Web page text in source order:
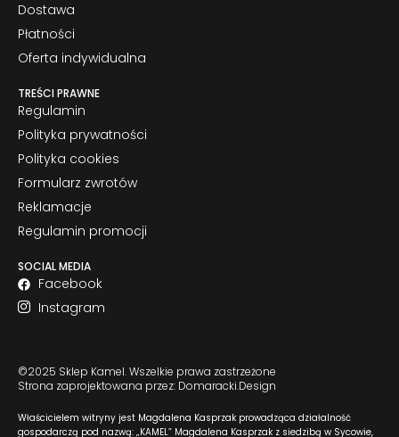
Dostawa
Płatności
Oferta indywidualna
TREŚCI PRAWNE
Regulamin
Polityka prywatności
Polityka cookies
Formularz zwrotów
Reklamacje
Regulamin promocji
SOCIAL MEDIA
Facebook
Instagram
©2025 Sklep Kamel. Wszelkie prawa zastrzeżone
Strona zaprojektowana przez: Domaracki.Design
Właścicielem witryny jest Magdalena Kasprzak prowadząca działalność
gospodarczą pod nazwą: „KAMEL” Magdalena Kasprzak z siedzibą w Sycowie,